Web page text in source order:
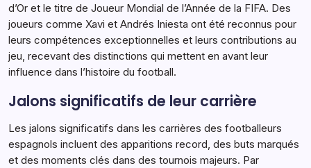
d’Or et le titre de Joueur Mondial de l’Année de la FIFA. Des
joueurs comme Xavi et Andrés Iniesta ont été reconnus pour
leurs compétences exceptionnelles et leurs contributions au
jeu, recevant des distinctions qui mettent en avant leur
influence dans l’histoire du football.
Jalons significatifs de leur carrière
Les jalons significatifs dans les carrières des footballeurs
espagnols incluent des apparitions record, des buts marqués
et des moments clés dans des tournois majeurs. Par